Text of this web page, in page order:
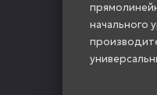
начального